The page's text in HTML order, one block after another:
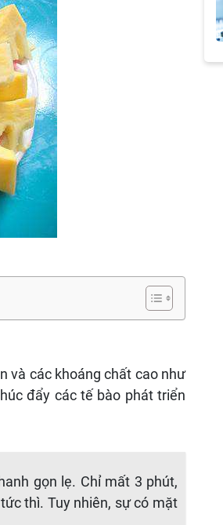
và các khoáng chất cao như
đẩy các tế bào phát triển
gọn lẹ. Chỉ mất 3 phút,
thì. Tuy nhiên, sự có mặt